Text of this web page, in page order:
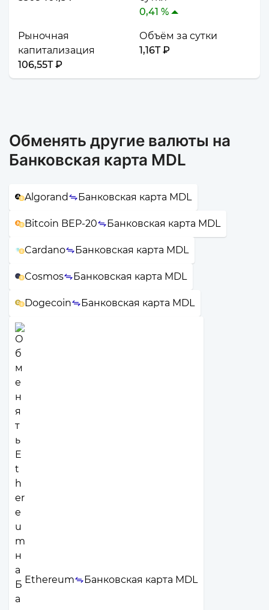
0,41 %
Рыночная
капитализация
106,55T ₽
Объём за сутки
1,16T ₽
Обменять другие валюты на
Банковская карта MDL
Algorand Банковская карта MDL
Bitcoin BEP-20 Банковская карта MDL
Cardano Банковская карта MDL
Cosmos Банковская карта MDL
Dogecoin Банковская карта MDL
Ethereum Банковская карта MDL